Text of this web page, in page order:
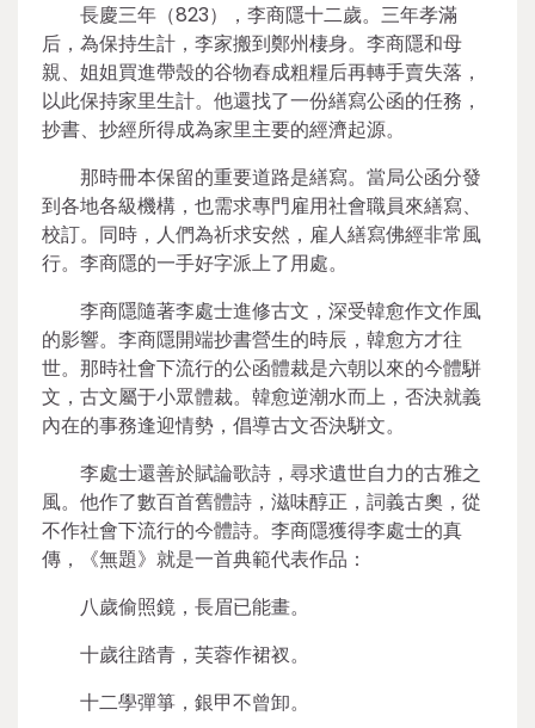
長慶三年（823），李商隱十二歲。三年孝滿
后，為保持生計，李家搬到鄭州棲身。李商隱和母
親、姐姐買進帶殼的谷物舂成粗糧后再轉手賣失落，
以此保持家里生計。他還找了一份繕寫公函的任務，
抄書、抄經所得成為家里主要的經濟起源。
那時冊本保留的重要道路是繕寫。當局公函分發
到各地各級機構，也需求專門雇用社會職員來繕寫、
校訂。同時，人們為祈求安然，雇人繕寫佛經非常風
行。李商隱的一手好字派上了用處。
李商隱隨著李處士進修古文，深受韓愈作文作風
的影響。李商隱開端抄書營生的時辰，韓愈方才往
世。那時社會下流行的公函體裁是六朝以來的今體駢
文，古文屬于小眾體裁。韓愈逆潮水而上，否決就義
內在的事務逢迎情勢，倡導古文否決駢文。
李處士還善於賦論歌詩，尋求遺世自力的古雅之
風。他作了數百首舊體詩，滋味醇正，詞義古奧，從
不作社會下流行的今體詩。李商隱獲得李處士的真
傳，《無題》就是一首典範代表作品：
八歲偷照鏡，長眉已能畫。
十歲往踏青，芙蓉作裙衩。
十二學彈箏，銀甲不曾卸。